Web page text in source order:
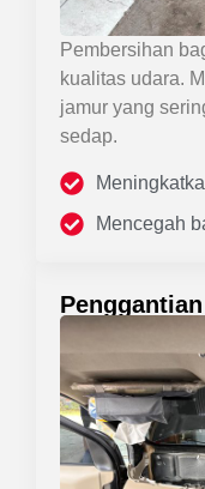
Pembersihan
kualitas udara.
jamur yang
sedap.
Mencegah
Penggantian